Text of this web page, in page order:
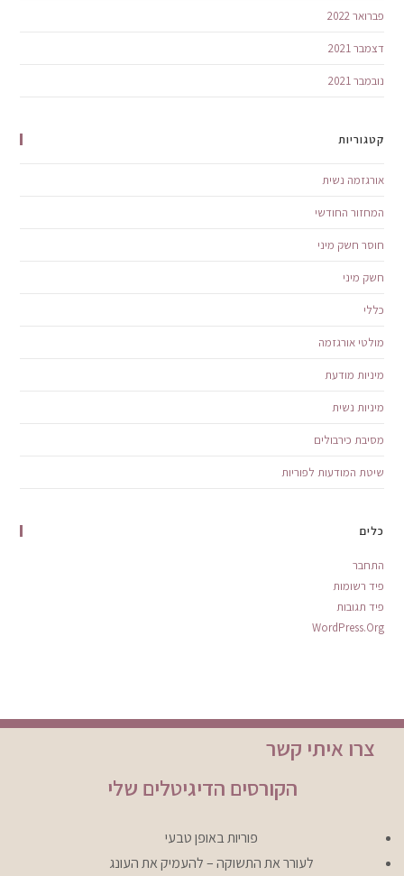
פברואר 2022
דצמבר 2021
נובמבר 2021
קטגוריות
אורגזמה נשית
המחזור החודשי
חוסר חשק מיני
חשק מיני
כללי
מולטי אורגזמה
מיניות מודעת
מיניות נשית
מסיבת כירבולים
שיטת המודעות לפוריות
כלים
התחבר
פיד רשומות
פיד תגובות
WordPress.org
צרו איתי קשר
הקורסים הדיגיטלים שלי
פוריות באופן טבעי
לעורר את התשוקה – להעמיק את העונג